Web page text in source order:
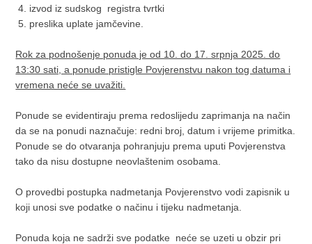
4. izvod iz sudskog registra tvrtki
5. preslika uplate jamčevine.
Rok za podnošenje ponuda je od 10. do 17. srpnja 2025. do
13:30 sati, a ponude pristigle Povjerenstvu nakon tog datuma i
vremena neće se uvažiti.
Ponude se evidentiraju prema redoslijedu zaprimanja na način
da se na ponudi naznačuje: redni broj, datum i vrijeme primitka.
Ponude se do otvaranja pohranjuju prema uputi Povjerenstva
tako da nisu dostupne neovlaštenim osobama.
O provedbi postupka nadmetanja Povjerenstvo vodi zapisnik u
koji unosi sve podatke o načinu i tijeku nadmetanja.
Ponuda koja ne sadrži sve podatke neće se uzeti u obzir pri